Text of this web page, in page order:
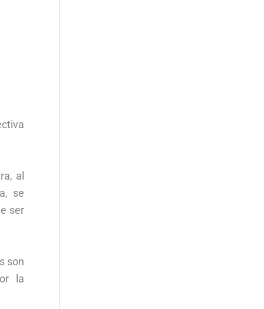
al
se
ser
son
la